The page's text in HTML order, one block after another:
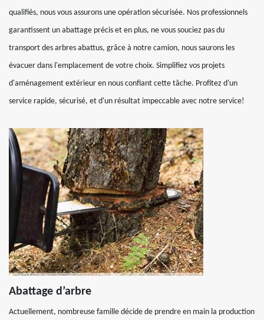
qualifiés, nous vous assurons une opération sécurisée. Nos professionnels
garantissent un abattage précis et en plus, ne vous souciez pas du
transport des arbres abattus, grâce à notre camion, nous saurons les
évacuer dans l'emplacement de votre choix. Simplifiez vos projets
d'aménagement extérieur en nous confiant cette tâche. Profitez d'un
service rapide, sécurisé, et d'un résultat impeccable avec notre service!
Abattage d’arbre
Actuellement, nombreuse famille décide de prendre en main la production